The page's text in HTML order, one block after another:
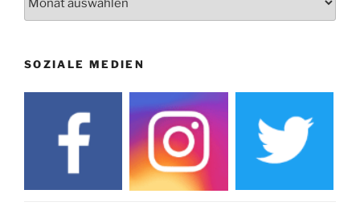
SOZIALE MEDIEN